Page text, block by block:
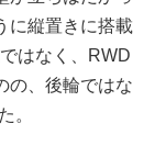
に縦置きに搭載
はなく、RWD
の、後輪ではな
。